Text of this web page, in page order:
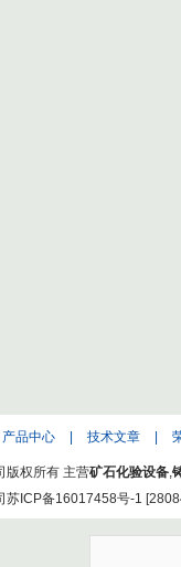
产品中心 技术文章
版权所有 主营矿石化验设备,
苏ICP备16017458号-1 [